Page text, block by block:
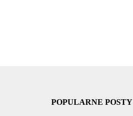
POPULARNE POSTY